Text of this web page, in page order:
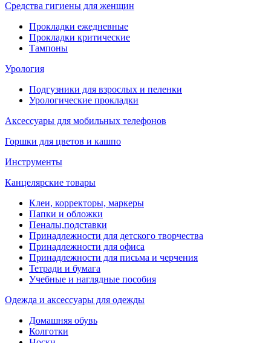
Средства гигиены для женщин
Прокладки ежедневные
Прокладки критические
Тампоны
Урология
Подгузники для взрослых и пеленки
Урологические прокладки
Аксессуары для мобильных телефонов
Горшки для цветов и кашпо
Инструменты
Канцелярские товары
Клеи, корректоры, маркеры
Папки и обложки
Пеналы,подставки
Принадлежности для детского творчества
Принадлежности для офиса
Принадлежности для письма и черчения
Тетради и бумага
Учебные и наглядные пособия
Одежда и аксессуары для одежды
Домашняя обувь
Колготки